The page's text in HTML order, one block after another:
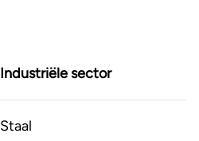
Industriële sector
Staal